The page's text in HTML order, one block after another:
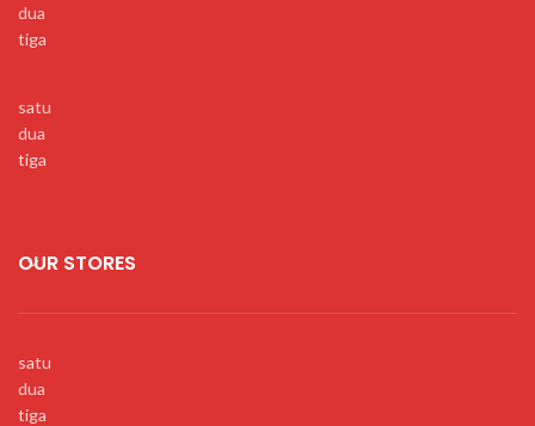
dua
tiga
satu
dua
tiga
OUR STORES
satu
dua
tiga